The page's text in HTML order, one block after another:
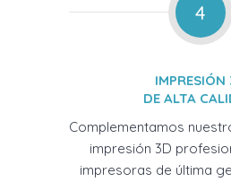
4
IMPRESIÓN
DE ALTA
Complementamos
impresión 3D
impresoras de última